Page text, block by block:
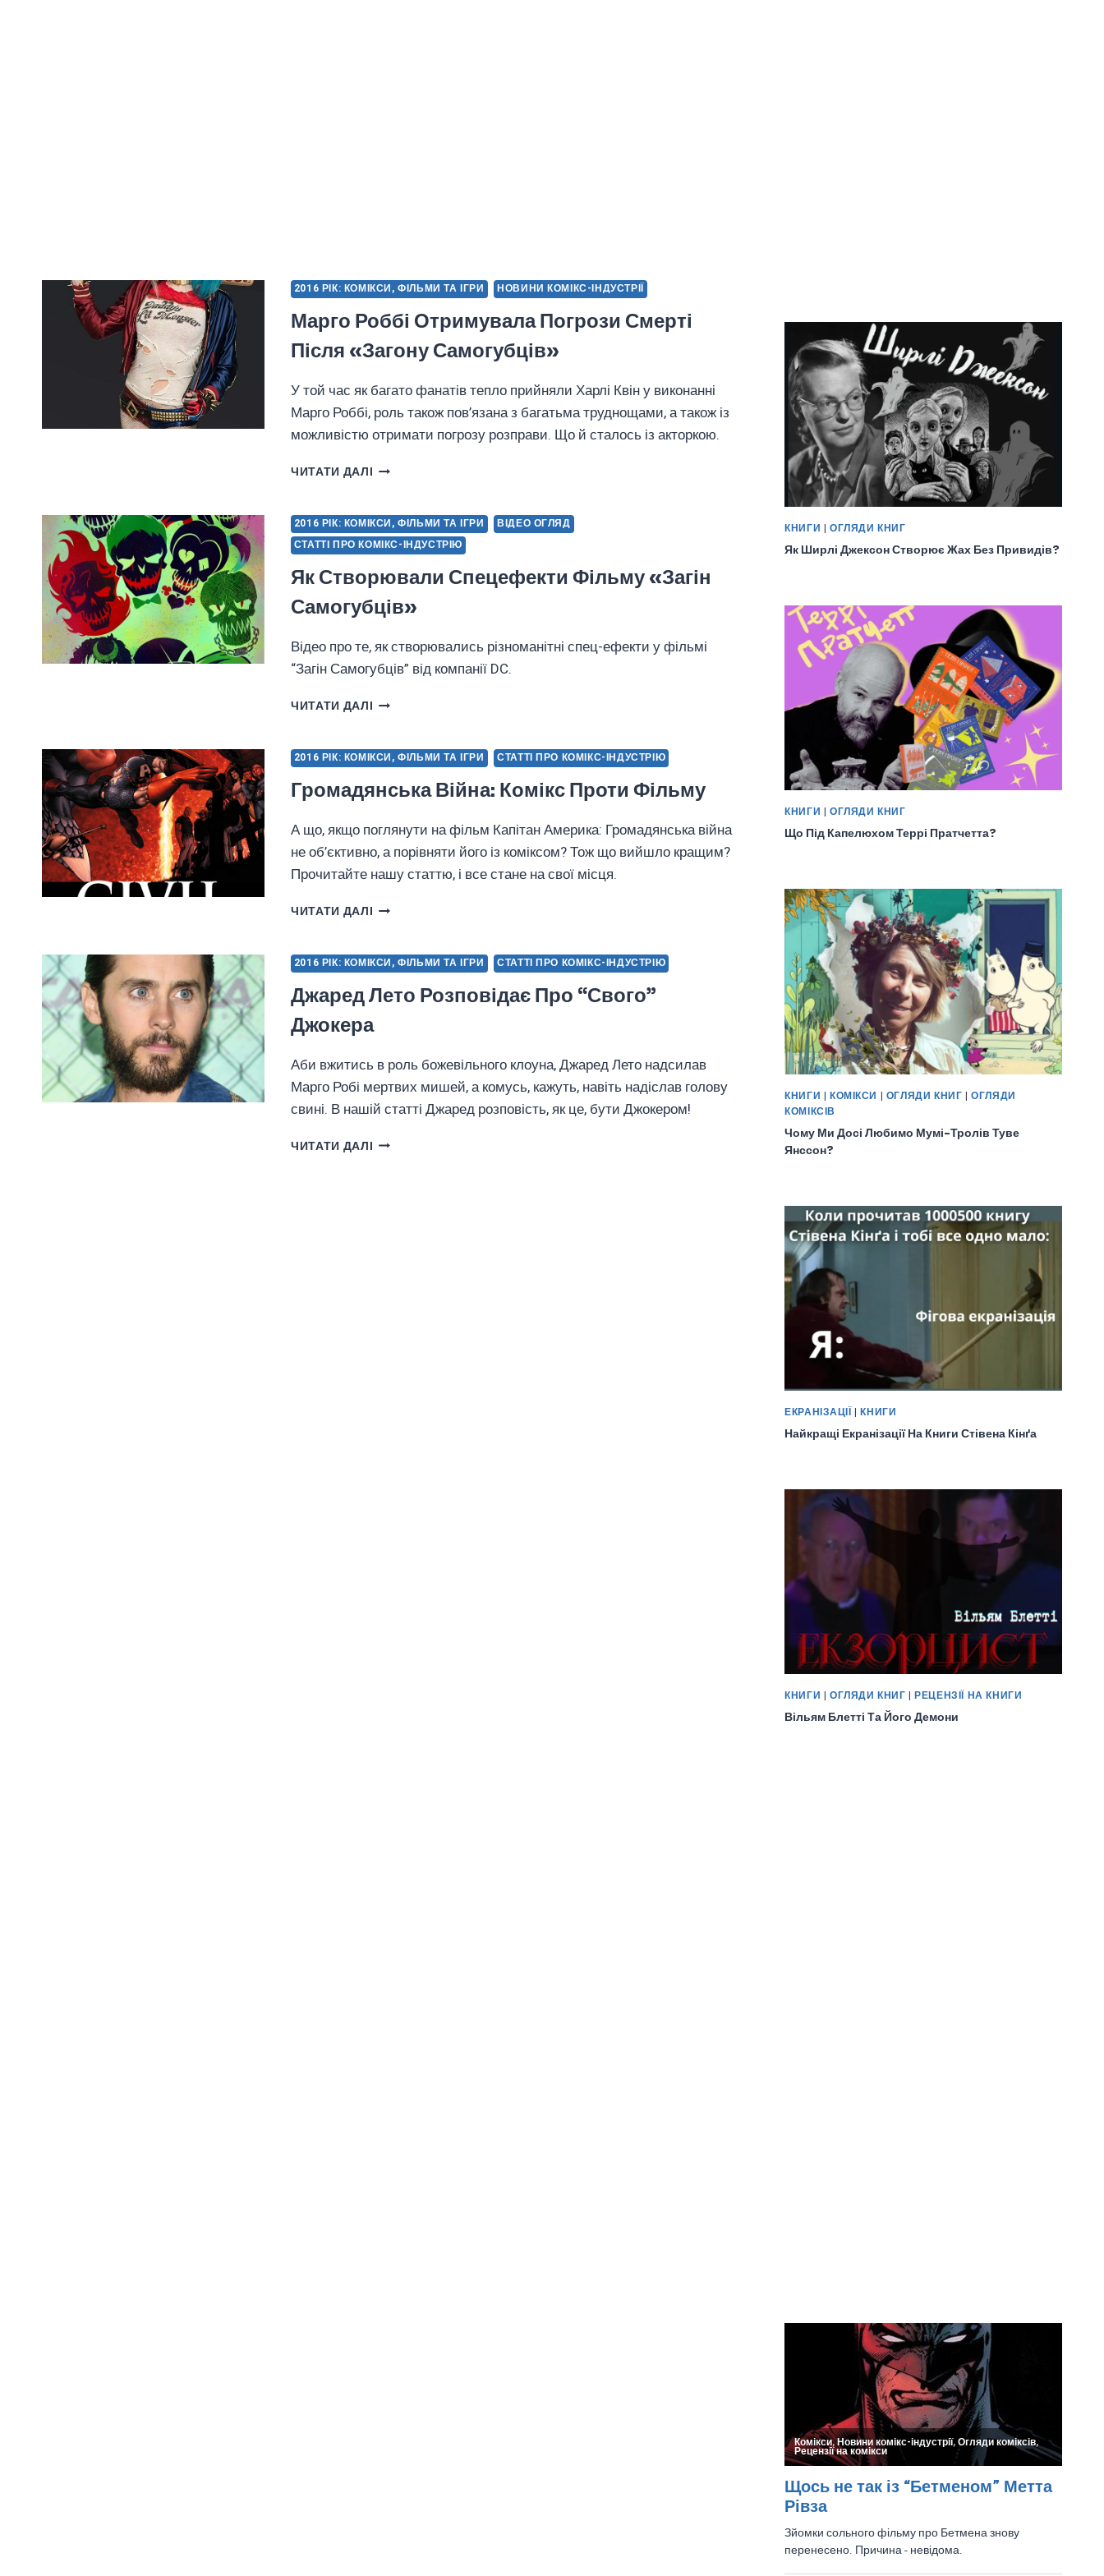
2016 РІК: КОМІКСИ, ФІЛЬМИ ТА ІГРИ НОВИНИ КОМІКС-ІНДУСТРІЇ
Марго Роббі Отримувала Погрози Смерті
Після «Загону Самогубців»
У той час як багато фанатів тепло прийняли Харлі Квін у виконанні
Марго Роббі, роль також пов’язана з багатьма труднощами, а також із
можливістю отримати погрозу розправи. Що й сталось із акторкою.
ЧИТАТИ ДАЛІ МАРГО
ПОГРОЗИ
СМЕРТІ
ПІСЛЯ
«ЗАГОНУ
САМОГУБЦІВ»
2016 РІК: КОМІКСИ, ФІЛЬМИ ТА ІГРИ
ВІДЕО ОГЛЯД
СТАТТІ ПРО КОМІКС-ІНДУСТРІЮ
Як Створювали Спецефекти Фільму «Загін
Самогубців»
Відео про те, як створювались різноманітні спец-ефекти у фільмі
“Загін Самогубців” від компанії DC.
ЧИТАТИ ДАЛІ ЯК
ФІЛЬМУ
«ЗАГІН
САМОГУБЦІВ»
2016 РІК: КОМІКСИ, ФІЛЬМИ ТА ІГРИ СТАТТІ ПРО КОМІКС-ІНДУСТРІЮ
Громадянська Війна: Комікс Проти Фільму
А що, якщо поглянути на фільм Капітан Америка: Громадянська війна
не об’єктивно, а порівняти його із коміксом? Тож що вийшло кращим?
Прочитайте нашу статтю, і все стане на свої місця.
ЧИТАТИ ДАЛІ ГРОМАДЯНСЬКА
ПРОТИ
ФІЛЬМУ
2016 РІК: КОМІКСИ, ФІЛЬМИ ТА ІГРИ СТАТТІ ПРО КОМІКС-ІНДУСТРІЮ
Джаред Лето Розповідає Про “свого”
Джокера
Аби вжитись в роль божевільного клоуна, Джаред Лето надсилав
Марго Робі мертвих мишей, а комусь, кажуть, навіть надіслав голову
свині. В нашій статті Джаред розповість, як це, бути Джокером!
ЧИТАТИ ДАЛІ ДЖАРЕД
КНИГИ | ОГЛЯДИ КНИГ
Як Ширлі Джексон Створює Жах Без Привидів?
КНИГИ | ОГЛЯДИ КНИГ
Що Під Капелюхом Террі Пратчетта?
КНИГИ | КОМІКСИ | ОГЛЯДИ КНИГ |ОГЛЯДИ
КОМІКСІВ
Чому Ми Досі Любимо Мумі-Тролів Туве
Янссон?
ЕКРАНІЗАЦІЇ |КНИГИ
Найкращі Екранізації На Книги Стівена Кінґа
КНИГИ | ОГЛЯДИ КНИГ |РЕЦЕНЗІЇ НА КНИГИ
Вільям Блетті Та Його Демони